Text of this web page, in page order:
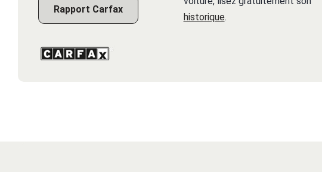
Rapport Carfax
historique.